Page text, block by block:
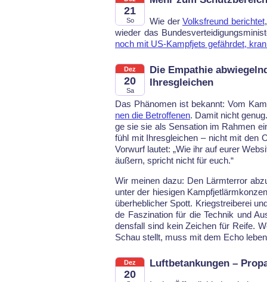
21
So Wie der Volks­freund be­rich­tet
wie­der das
noch mit US-Kampf­jets ge­fähr­det,
Dez
20
Sa
Die Empathie
Ihresgleichen
Das Phäno­men ist be­kannt: Vom
nen die Be­trof­fe­nen. Da­mit nicht
ge sie sie als Sen­sa­ti­on im Rah­men
fühl mit Ihres­glei­chen – nicht mit den
Vor­wurf lau­tet: „Wie ihr auf eu­rer
äu­ßern, spricht nicht für euch.“
Wir mei­nen da­zu: Den Lärm­ter­ror
un­ter der hie­si­gen
über­heb­li­cher Spott. Kriegs­trei­be­rei
de Fas­zi­na­ti­on für die Tech­nik und
dens­fall sind kein Zei­chen für Rei­fe.
Schau stellt, muss mit dem Echo
Dez
20
Luftbetankungen –